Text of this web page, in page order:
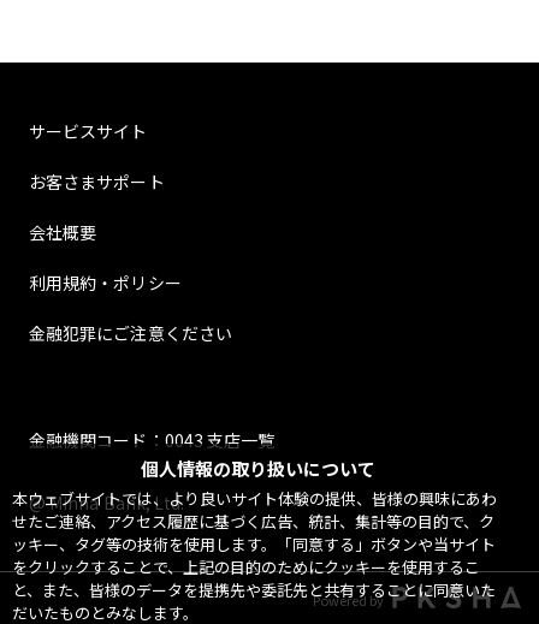
個人情報の取り扱いについて
本ウェブサイトでは、より良いサイト体験の提供、皆様の興味にあわ
せたご連絡、アクセス履歴に基づく広告、統計、集計等の目的で、ク
ッキー、タグ等の技術を使用します。「同意する」ボタンや当サイト
をクリックすることで、上記の目的のためにクッキーを使用するこ
と、また、皆様のデータを提携先や委託先と共有することに同意いた
だいたものとみなします。
サービスサイト
お客さまサポート
会社概要
利用規約・ポリシー
金融犯罪にご注意ください
金融機関コード：0043 支店一覧
@ Minna Bank, Ltd.
Powered by